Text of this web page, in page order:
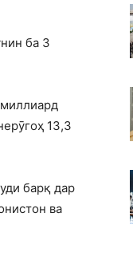
ба 3
13,3
барқ дар
ва